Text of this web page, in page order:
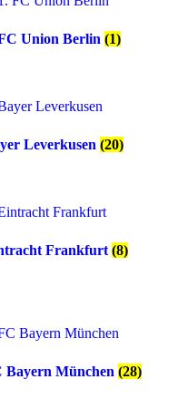
Union Berlin (1)
Leverkusen (20)
Frankfurt (8)
Bayern München (28)